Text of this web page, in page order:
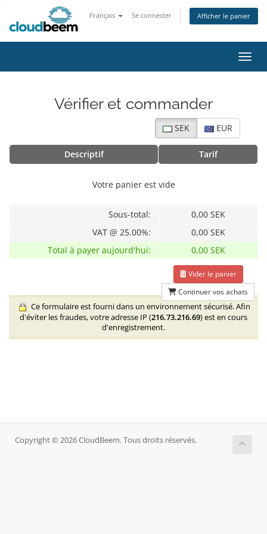
Français Se connecter Afficher le panier
Vérifier et commander
SEK EUR
Descriptif Tarif
Votre panier est vide
Sous-total:
0,00 SEK
VAT @ 25.00%:
0,00 SEK
Total à payer aujourd'hui:
0,00 SEK
Vider le panier
Continuer vos achats
Ce formulaire est fourni dans un environnement sécurisé. Afin
d'éviter les fraudes, votre adresse IP (216.73.216.69) est en cours
d'enregistrement.
Copyright © 2026 CloudBeem. Tous droits réservés.